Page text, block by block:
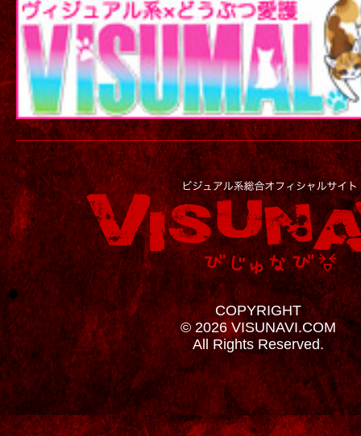
COPYRIGHT
© 2026 VISUNAVI.COM
All Rights Reserved.